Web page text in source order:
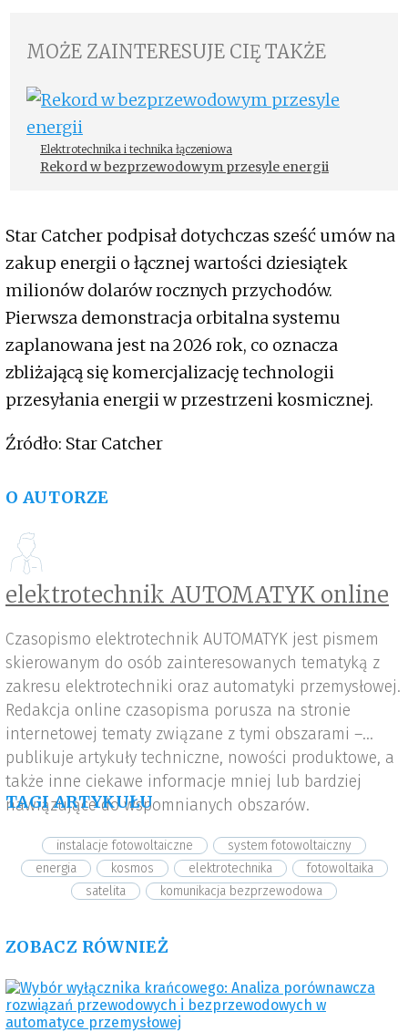
MOŻE ZAINTERESUJE CIĘ TAKŻE
Elektrotechnika i technika łączeniowa
Rekord w bezprzewodowym przesyle energii
Star Catcher podpisał dotychczas sześć umów na
zakup energii o łącznej wartości dziesiątek
milionów dolarów rocznych przychodów.
Pierwsza demonstracja orbitalna systemu
zaplanowana jest na 2026 rok, co oznacza
zbliżającą się komercjalizację technologii
przesyłania energii w przestrzeni kosmicznej.
Źródło: Star Catcher
O AUTORZE
elektrotechnik AUTOMATYK online
Czasopismo elektrotechnik AUTOMATYK jest pismem
skierowanym do osób zainteresowanych tematyką z
zakresu elektrotechniki oraz automatyki przemysłowej.
Redakcja online czasopisma porusza na stronie
internetowej tematy związane z tymi obszarami –
publikuje artykuły techniczne, nowości produktowe, a
także inne ciekawe informacje mniej lub bardziej
nawiązujące do wspomnianych obszarów.
TAGI ARTYKUŁU
instalacje fotowoltaiczne
system fotowoltaiczny
energia
kosmos elektrotechnika
fotowoltaika
satelita
komunikacja bezprzewodowa
ZOBACZ RÓWNIEŻ